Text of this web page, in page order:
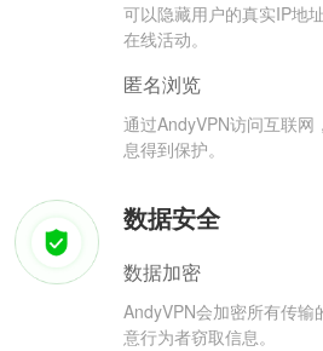
可以隐藏用户的真实IP地
在线活动。
匿名浏览
通过AndyVPN访问互联
息得到保护。
数据安全
数据加密
AndyVPN会加密所有传输
意行为者窃取信息。